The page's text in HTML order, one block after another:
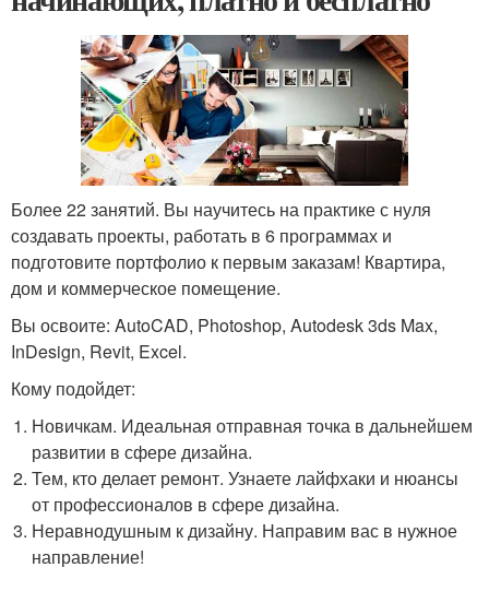
Более 22 занятий. Вы научитесь на практике с нуля
создавать проекты, работать в 6 программах и
подготовите портфолио к первым заказам! Квартира,
дом и коммерческое помещение.
Вы освоите: AutoCAD, Photoshop, Autodesk 3ds Max,
InDesign, Revit, Excel.
Кому подойдет:
Новичкам. Идеальная отправная точка в дальнейшем
развитии в сфере дизайна.
Тем, кто делает ремонт. Узнаете лайфхаки и нюансы
от профессионалов в сфере дизайна.
Неравнодушным к дизайну. Направим вас в нужное
направление!